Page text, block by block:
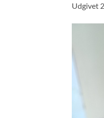
Udgivet